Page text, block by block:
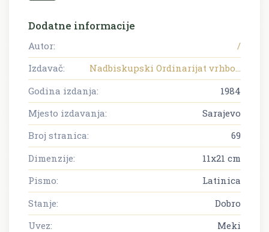
Dodatne informacije
Autor:
/
Izdavač:
Nadbiskupski Ordinarijat vrhbo...
Godina izdanja:
1984
Mjesto izdavanja:
Sarajevo
Broj stranica:
69
Dimenzije:
11x21 cm
Pismo:
Latinica
Stanje:
Dobro
Uvez:
Meki